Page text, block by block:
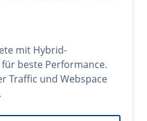
mit Hybrid-
beste Performance.
Traffic und Webspace